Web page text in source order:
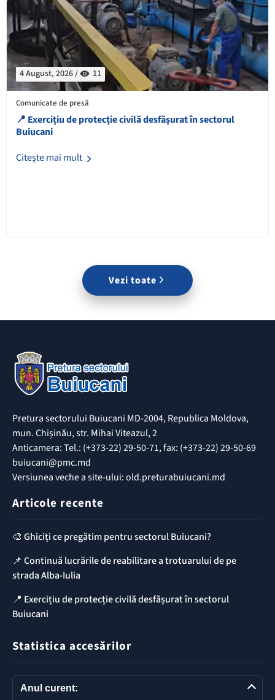
4 August, 2026 / 11
Comunicate de presă
📍 Exercițiu de protecție civilă desfășurat în sectorul
Buiucani
Citește mai mult
Vezi toate
Pretura sectorului Buiucani MD-2004, Republica Moldova,
mun. Chișinău, str. Mihai Viteazul, 2
Anticamera: Tel.: (+373-22) 29-50-71, fax: (+373-22) 29-50-69
buiucani@pmc.md
Versiunea veche a site-ului: old.preturabuiucani.md
Articole recente
🎨 Ghiciți ce pregătim pentru sectorul Buiucani?
📌 Continuă lucrările de reabilitare a trotuarului de pe
strada Alba-Iulia
📍 Exercițiu de protecție civilă desfășurat în sectorul
Buiucani
Statistica accesărilor
Anul curent: